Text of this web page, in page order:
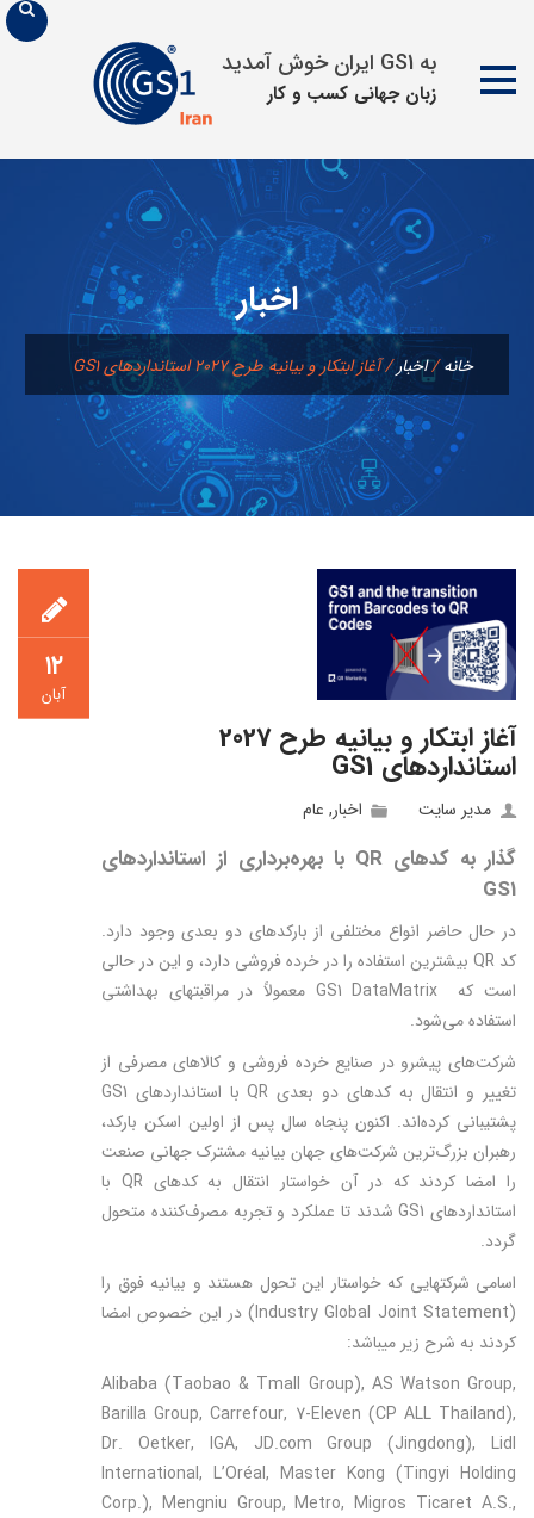
به GS1 ایران خوش آمدید
زبان جهانی كسب و كار
محتوا
اخبار
خانه/اخبار/آغاز ابتکار و بیانیه طرح 2027 استانداردهای GS1
۱۲
آبان
آغاز ابتکار و بیانیه طرح 2027
استانداردهای GS1
مدیر سایت اخبار, عام
گذار به کدهای با بهره‌­برداری از استانداردهای
GS1
در حال حاضر انواع مختلفی از بارکدهای دو بعدی وجود دارد.
کد QR بیشترین استفاده را در خرده فروشی دارد، و این در حالی
است که GS1 DataMatrix معمولاً در مراقبت­های بهداشتی
استفاده می‌­شود.
شرکت‌های پیشرو در صنایع خرده فروشی و کالاهای مصرفی از
تغییر و انتقال به کدهای دو بعدی QR با استانداردهای GS1
پشتیبانی کرده‌­اند. اکنون پنجاه سال پس از اولین اسکن بارکد،
رهبران بزرگ‌ترین شرکت‌های جهان بیانیه مشترک جهانی صنعت
را امضا کردند که در آن خواستار انتقال به کدهای QR با
استانداردهای GS1 شدند تا عملکرد و تجربه مصرف‌کننده متحول
گردد.
اسامی شرکت­هایی که خواستار این تحول هستند و بیانیه فوق را
(Industry Global Joint Statement) در این خصوص امضا
کردند به شرح زیر می­باشد:
Alibaba (Taobao & Tmall Group), AS Watson Group,
Barilla Group, Carrefour, 7-Eleven (CP ALL Thailand),
Dr. Oetker, IGA, JD.com Group (Jingdong), Lidl
International, L’Oréal, Master Kong (Tingyi Holding
Corp.), Mengniu Group, Metro, Migros Ticaret A.S.,